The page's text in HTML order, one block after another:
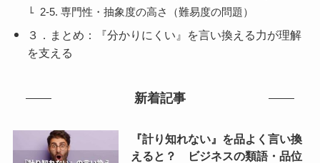
2-5. 専門性・抽象度の高さ（難易度の問題）
３．まとめ：『分かりにくい』を言い換える力が理解
を支える
新着記事
『計り知れない』を品よく言い換
えると？ ビジネスの類語・品位